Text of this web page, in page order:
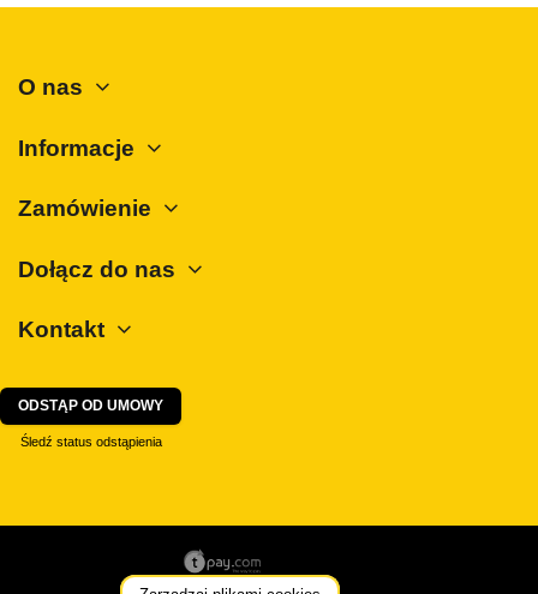
O nas
Informacje
Zamówienie
Dołącz do nas
Kontakt
ODSTĄP OD UMOWY
Śledź status odstąpienia